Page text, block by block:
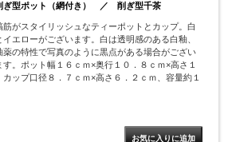
ぎ型ポット（網付き） ／ 削ぎ型千茶
筋がスタイリッシュなティーポットとカップ。白
イエローがございます。白は透明感のある白釉、
薬の特性で写真のように黒点がある場合がござい
す。ポット幅１６ｃｍ×奥行１０．８ｃｍ×高さ１
ップ口径８．７ｃｍ×高さ６．２ｃｍ、容量約１